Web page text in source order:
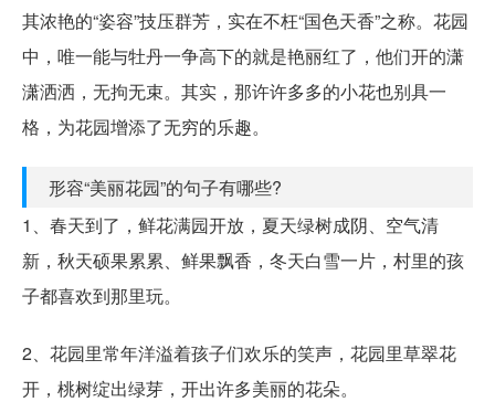
其浓艳的“姿容”技压群芳，实在不枉“国色天香”之称。花园
中，唯一能与牡丹一争高下的就是艳丽红了，他们开的潇
潇洒洒，无拘无束。其实，那许许多多的小花也别具一
格，为花园增添了无穷的乐趣。
形容“美丽花园”的句子有哪些?
1、春天到了，鲜花满园开放，夏天绿树成阴、空气清
新，秋天硕果累累、鲜果飘香，冬天白雪一片，村里的孩
子都喜欢到那里玩。
2、花园里常年洋溢着孩子们欢乐的笑声，花园里草翠花
开，桃树绽出绿芽，开出许多美丽的花朵。